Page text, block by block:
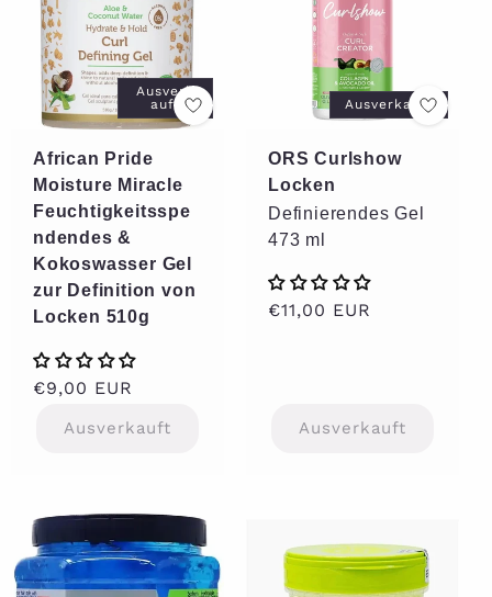
Ausverk
auft
African Pride
Moisture Miracle
Feuchtigkeitsspe
ndendes &
Kokoswasser Gel
zur Definition von
Locken 510g
Normaler
€9,00 EUR
Ausverkauft
Ausverkauft
ORS Curlshow
Locken
Definierendes Gel
473 ml
Normaler
€11,00 EUR
Ausverkauft